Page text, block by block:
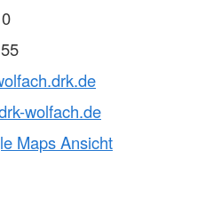
wolfach.de
Maps Ansicht